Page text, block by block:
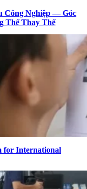
Công Nghiệp — Góc
Thể Thay Thế
for International